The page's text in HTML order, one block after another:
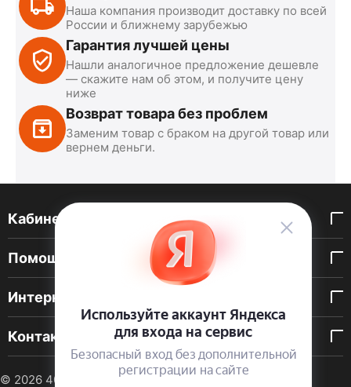
Наша компания производит доставку по всей
России и ближнему зарубежью
Гарантия лучшей цены
Нашли аналогичное предложение дешевле
— скажите нам об этом, и получите цену
ниже
Возврат товара без проблем
Заменим товар с браком на другой товар или
вернем деньги.
Кабинет покупателя
Помощь покупателю
Интернет-магазин
Контакты
© 2026 40 DEN. Интернет-магазин